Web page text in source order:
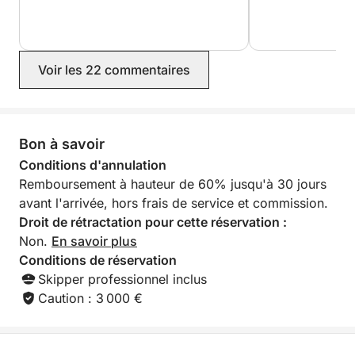
propriétaire, communication fluide et
rapide et prix sans surprise. Je
recommande sans hésiter ! Encore
Voir les 22 commentaires
Bon à savoir
Conditions d'annulation
Remboursement à hauteur de 60% jusqu'à 30 jours
avant l'arrivée, hors frais de service et commission.
Droit de rétractation pour cette réservation :
Non. En savoir plus
Conditions de réservation
Skipper professionnel inclus
Caution : 3 000 €